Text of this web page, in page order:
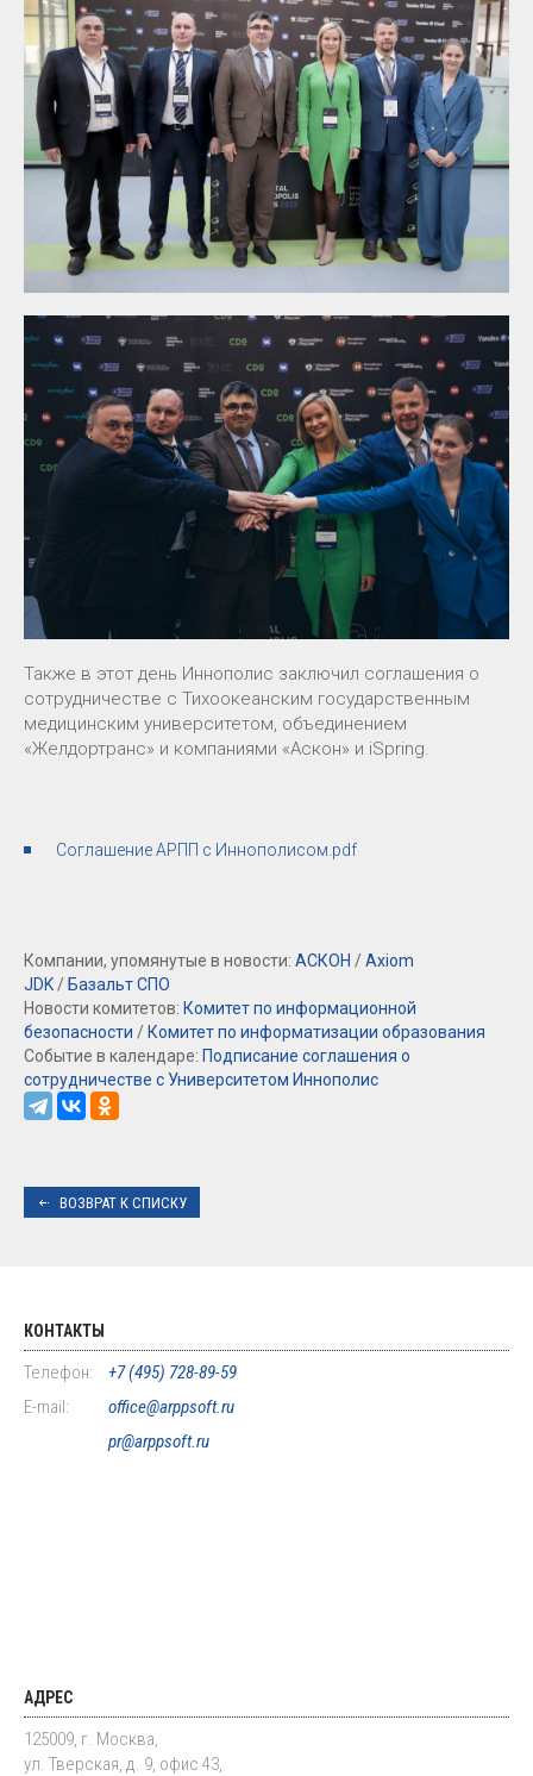
Также в этот день Иннополис заключил соглашения о
сотрудничестве с Тихоокеанским государственным
медицинским университетом, объединением
«Желдортранс» и компаниями «Аскон» и iSpring.
Соглашение АРПП с Иннополисом.pdf
Компании, упомянутые в новости: АСКОН /Axiom
JDK / Базальт СПО
Новости комитетов: Комитет по информационной
безопасности / Комитет по информатизации образования
Событие в календаре: Подписание соглашения о
сотрудничестве с Университетом Иннополис
ВОЗВРАТ К СПИСКУ
КОНТАКТЫ
Телефон:
+7 (495) 728-89-59
E-mail:
office@arppsoft.ru
pr@arppsoft.ru
АДРЕС
125009, г. Москва,
ул. Тверская, д. 9, офис 43,